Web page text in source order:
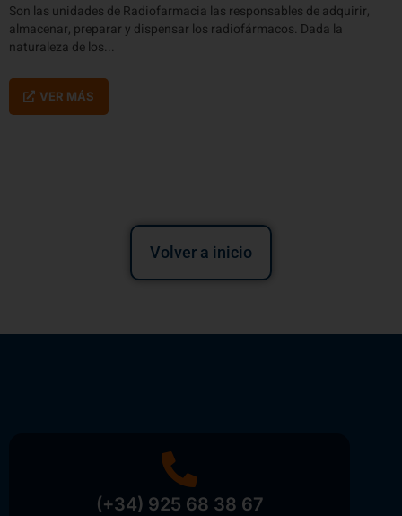
Son las unidades de Radiofarmacia las responsables de adquirir,
almacenar, preparar y dispensar los radiofármacos. Dada la
naturaleza de los...
VER MÁS
Volver a inicio
(+34) 925 68 38 67